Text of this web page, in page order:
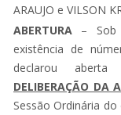
ARAUJO e VILSON
ABERTURA – Sob
existência de
declarou aberta
DELIBERAÇÃO DA
Sessão Ordinária